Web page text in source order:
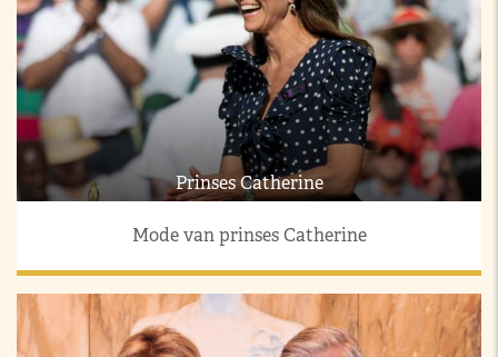
Prinses Catherine
Mode van prinses Catherine